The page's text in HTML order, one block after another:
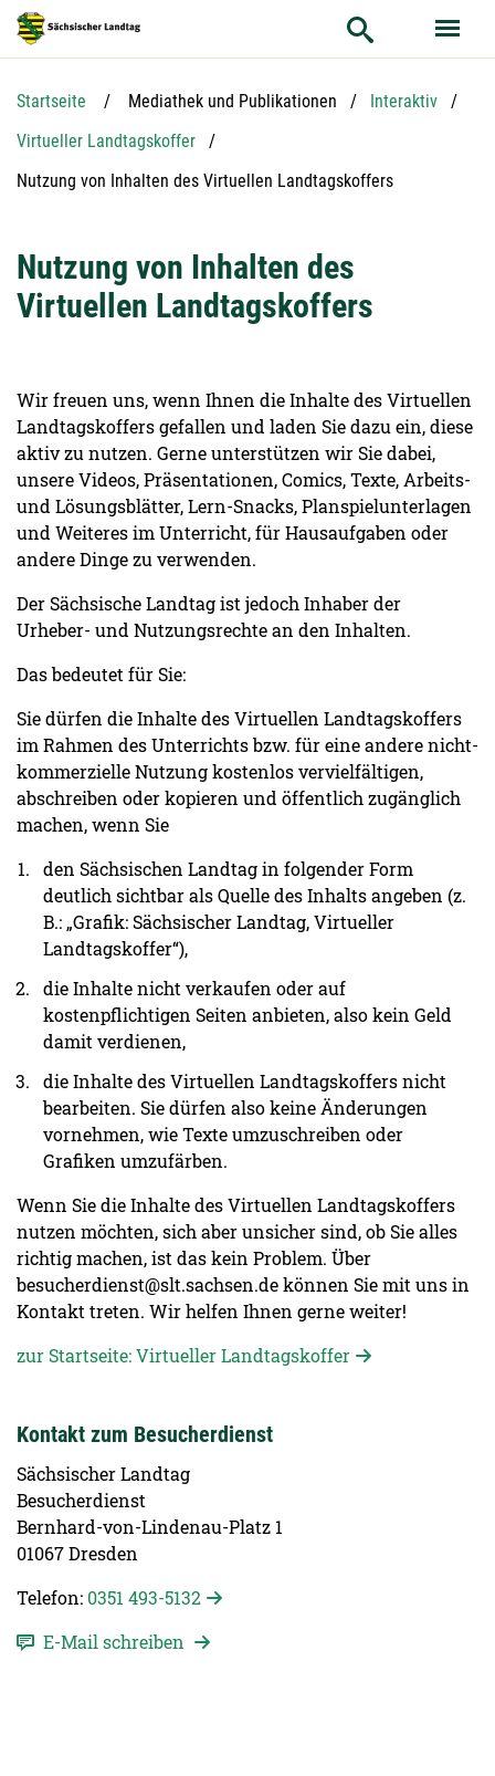
Hauptnavigation
Hauptinhalt
Service
Startseite Mediathek und Publikationen
Interaktiv
Virtueller Landtagskoffer
Aktuelle Seite:
Nutzung von Inhalten des Virtuellen Landtagskoffers
Nutzung von Inhalten des
Virtuellen Landtagskoffers
Wir freuen uns, wenn Ihnen die Inhalte des Virtuellen
Landtagskoffers gefallen und laden Sie dazu ein, diese
aktiv zu nutzen. Gerne unterstützen wir Sie dabei,
unsere Videos, Präsentationen, Comics, Texte, Arbeits-
und Lösungsblätter, Lern-Snacks, Planspielunterlagen
und Weiteres im Unterricht, für Hausaufgaben oder
andere Dinge zu verwenden.
Der Sächsische Landtag ist jedoch Inhaber der
Urheber- und Nutzungsrechte an den Inhalten.
Das bedeutet für Sie:
Sie dürfen die Inhalte des Virtuellen Landtagskoffers
im Rahmen des Unterrichts bzw. für eine andere nicht-
kommerzielle Nutzung kostenlos vervielfältigen,
abschreiben oder kopieren und öffentlich zugänglich
machen, wenn Sie
den Sächsischen Landtag in folgender Form
deutlich sichtbar als Quelle des Inhalts angeben (z.
B.: „Grafik: Sächsischer Landtag, Virtueller
Landtagskoffer“),
die Inhalte nicht verkaufen oder auf
kostenpflichtigen Seiten anbieten, also kein Geld
damit verdienen,
die Inhalte des Virtuellen Landtagskoffers nicht
bearbeiten. Sie dürfen also keine Änderungen
vornehmen, wie Texte umzuschreiben oder
Grafiken umzufärben.
Wenn Sie die Inhalte des Virtuellen Landtagskoffers
nutzen möchten, sich aber unsicher sind, ob Sie alles
richtig machen, ist das kein Problem. Über
besucherdienst@slt.sachsen.de können Sie mit uns in
Kontakt treten. Wir helfen Ihnen gerne weiter!
zur Startseite: Virtueller Landtagskoffer
Kontakt zum Besucherdienst
Sächsischer Landtag
Besucherdienst
Bernhard-von-Lindenau-Platz 1
01067 Dresden
Telefon: 0351 493-5132
E-Mail schreiben